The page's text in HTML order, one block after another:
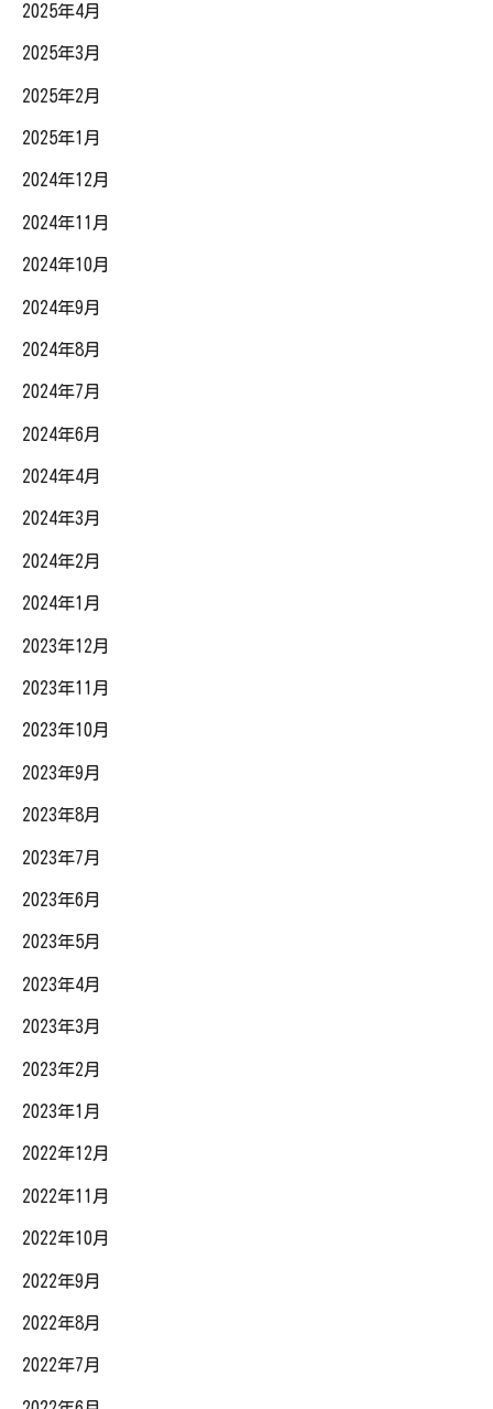
2025年4月
2025年3月
2025年2月
2025年1月
2024年12月
2024年11月
2024年10月
2024年9月
2024年8月
2024年7月
2024年6月
2024年4月
2024年3月
2024年2月
2024年1月
2023年12月
2023年11月
2023年10月
2023年9月
2023年8月
2023年7月
2023年6月
2023年5月
2023年4月
2023年3月
2023年2月
2023年1月
2022年12月
2022年11月
2022年10月
2022年9月
2022年8月
2022年7月